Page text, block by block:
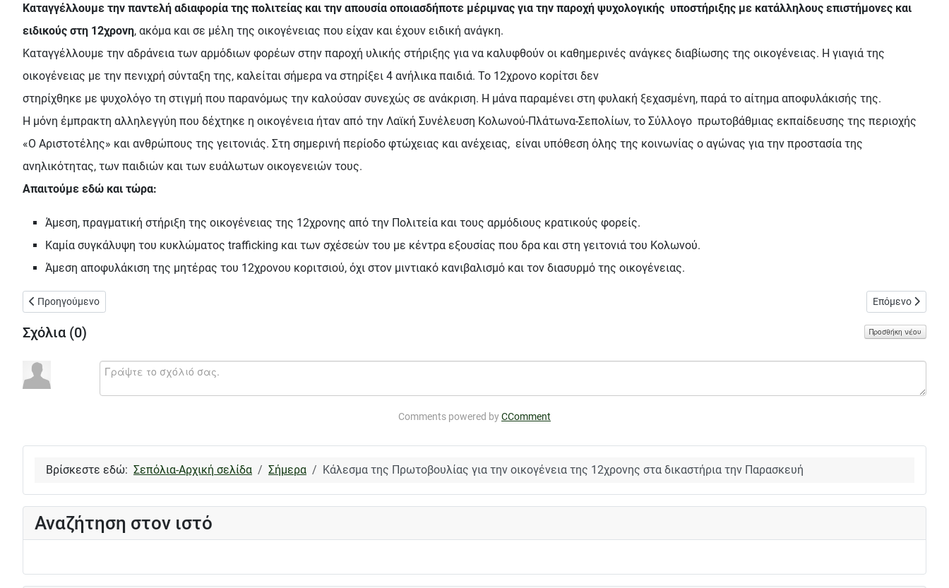
Αναζήτηση στον ιστό
Καταγγέλλουμε την παντελή αδιαφορία της πολιτείας και την απουσία οποιασδήποτε μέριμνας για την παροχή ψυχολογικής υποστήριξης με κατάλληλους επιστήμονες και
ειδικούς στη 12χρονη, ακόμα και σε μέλη της οικογένειας που είχαν και έχουν ειδική ανάγκη.
Καταγγέλλουμε την αδράνεια των αρμόδιων φορέων στην παροχή υλικής στήριξης για να καλυφθούν οι καθημερινές ανάγκες διαβίωσης της οικογένειας. Η γιαγιά της
οικογένειας με την πενιχρή σύνταξη της, καλείται σήμερα να στηρίξει 4 ανήλικα παιδιά. Το 12χρονο κορίτσι δεν
στηρίχθηκε με ψυχολόγο τη στιγμή που παρανόμως την καλούσαν συνεχώς σε ανάκριση. Η μάνα παραμένει στη φυλακή ξεχασμένη, παρά το αίτημα αποφυλάκισής της.
Η μόνη έμπρακτη αλληλεγγύη που δέχτηκε η οικογένεια ήταν από την Λαϊκή Συνέλευση Κολωνού-Πλάτωνα-Σεπολίων, το Σύλλογο πρωτοβάθμιας εκπαίδευσης της περιοχής
«Ο Αριστοτέλης» και ανθρώπους της γειτονιάς. Στη σημερινή περίοδο φτώχειας και ανέχειας, είναι υπόθεση όλης της κοινωνίας ο αγώνας για την προστασία της
ανηλικότητας, των παιδιών και των ευάλωτων οικογενειών τους.
Απαιτούμε εδώ και τώρα:
Άμεση, πραγματική στήριξη της οικογένειας της 12χρονης από την Πολιτεία και τους αρμόδιους κρατικούς φορείς.
Καμία συγκάλυψη του κυκλώματος trafficking και των σχέσεών του με κέντρα εξουσίας που δρα και στη γειτονιά του Κολωνού.
Άμεση αποφυλάκιση της μητέρας του 12χρονου κοριτσιού, όχι στον μιντιακό κανιβαλισμό και τον διασυρμό της οικογένειας.
Προηγούμενο άρθρο: Εργαστήρι εικαστικών για παιδιά ηλικίας από 6 έως 12 ετών στο Κέντρο Δημιουργικής Μάθησης Σεπολίων
Προηγούμενο Επόμενο άρθρο:
Επόμενο
Σχόλια (0) Προσθήκη νέου
Comments powered byCComment
Βρίσκεστε εδώ: Σεπόλια-Αρχική σελίδα Σήμερα Κάλεσμα της Πρωτοβουλίας για την οικογένεια της 12χρονης στα δικαστήρια την Παρασκευή